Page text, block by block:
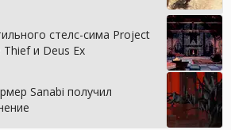
стелс-сима Project
Thief и Deus Ex
Sanabi получил